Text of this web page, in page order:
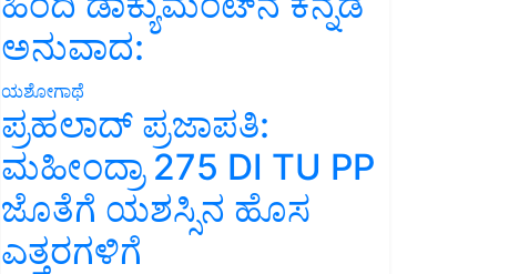
ಅನುವಾದ:
ಯಶೋಗಾಥೆ
ಪ್ರಹಲಾದ್ ಪ್ರಜಾಪತಿ:
ಮಹೀಂದ್ರಾ 275 DI TU PP
ಜೊತೆಗೆ ಯಶಸ್ಸಿನ ಹೊಸ
ಎತ್ತರಗಳಿಗೆ